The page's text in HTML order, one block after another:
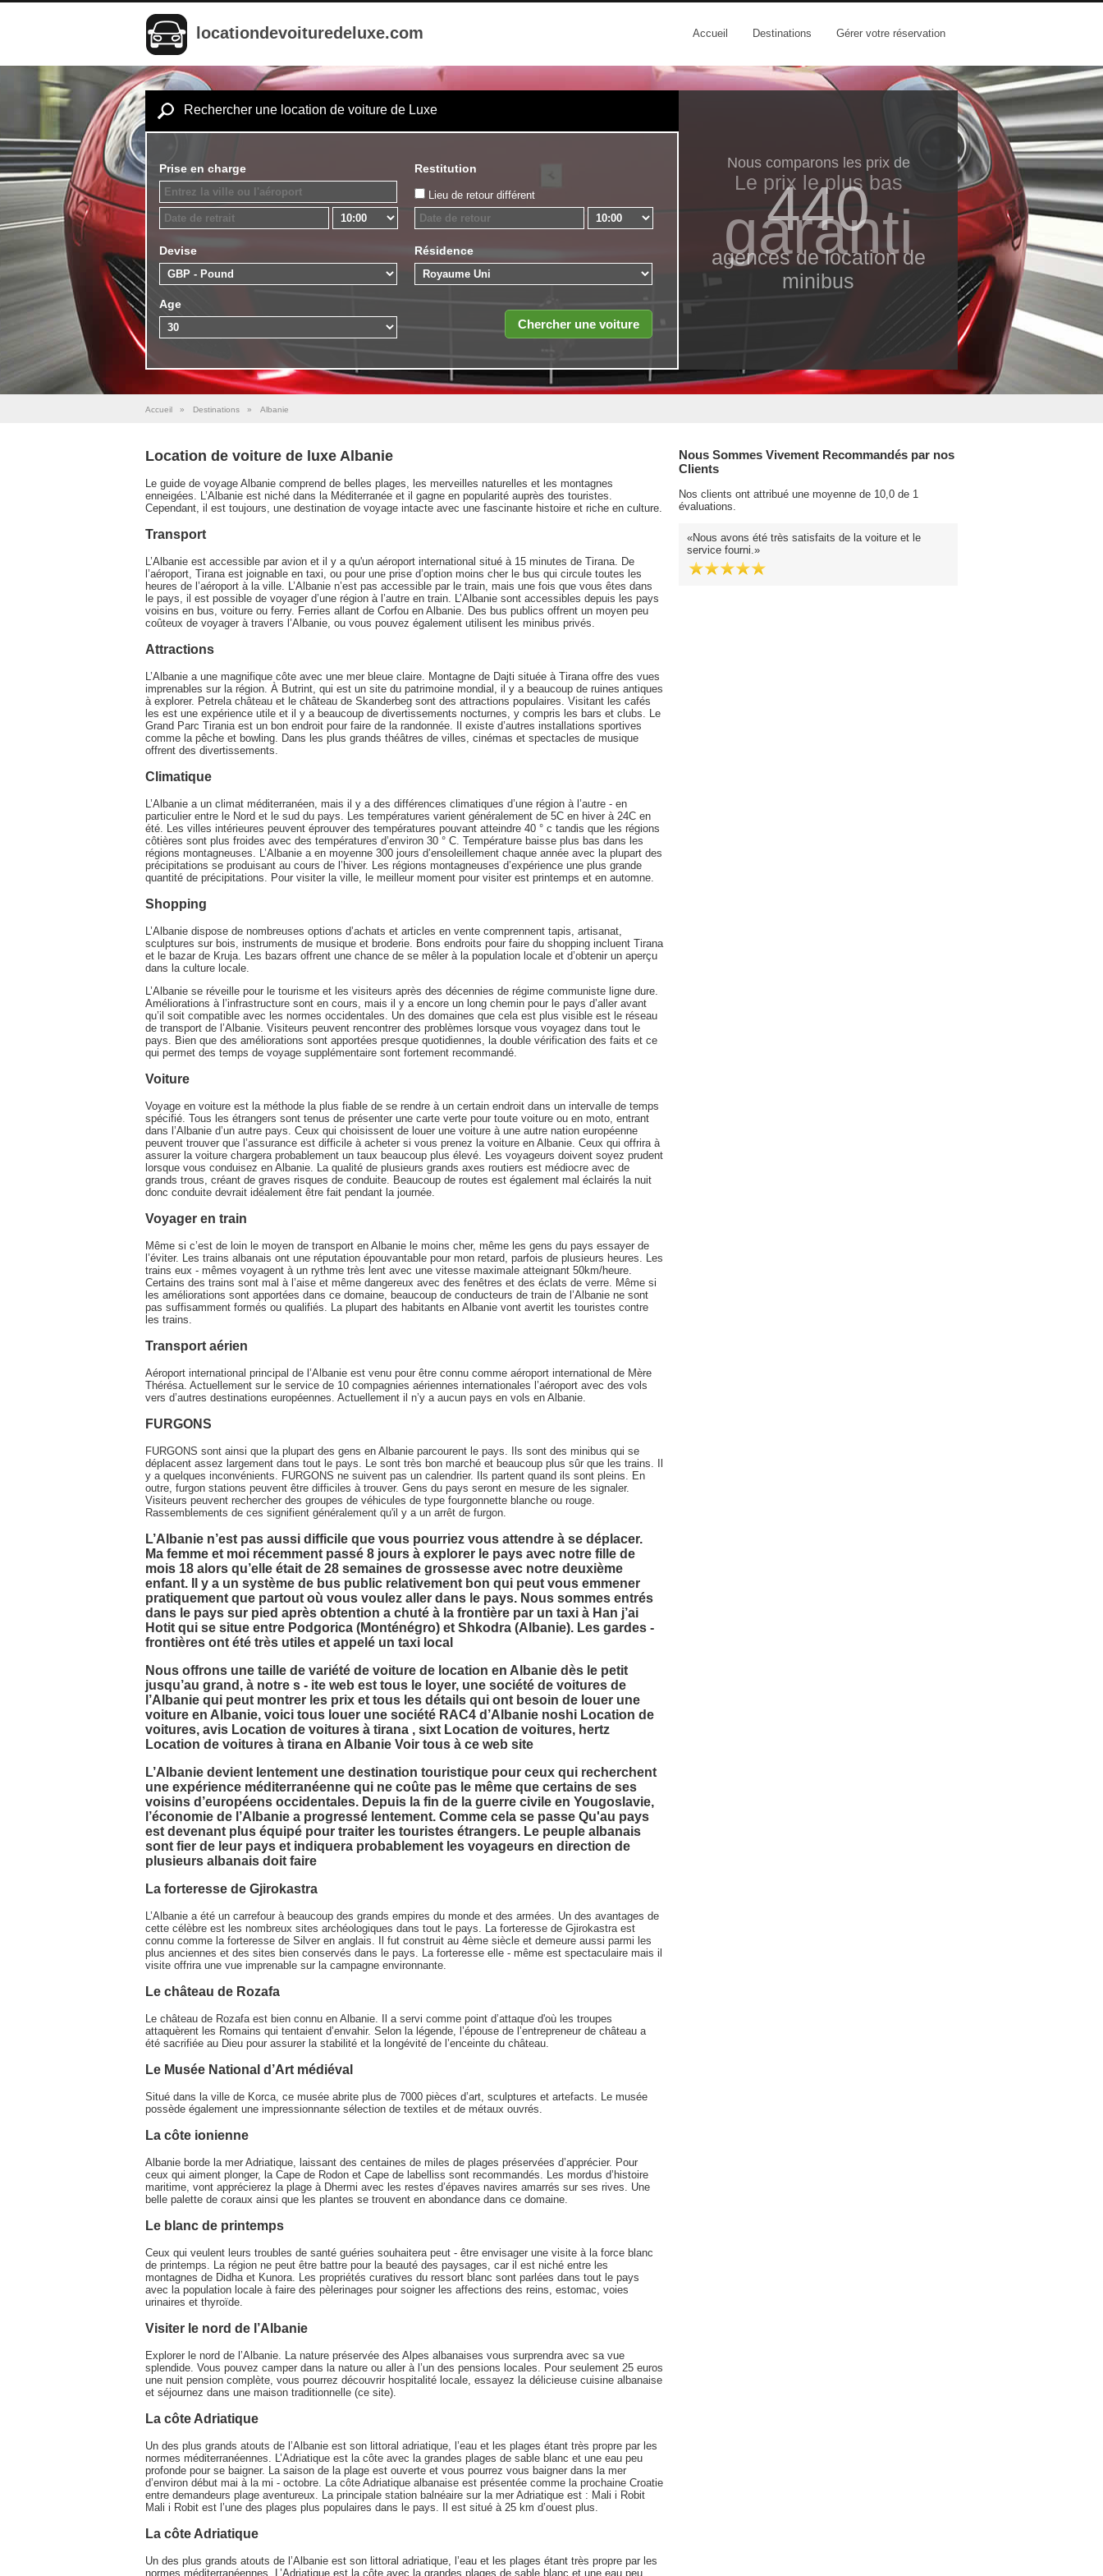
locationdevoituredeluxe.com Accueil Destinations Gérer votre réservation
Rechercher une location de voiture de Luxe
Prise en charge Restitution
Lieu de retour différent
Devise Résidence
Age
Nous comparons les prix de
440
agences de location de
minibus
Le prix le​ plus bas
garanti
Accueil » Destinations » Albanie
Location de voiture de luxe Albanie
Le guide de voyage Albanie comprend de belles plages, les merveilles naturelles et les montagnes
enneigées. L’Albanie est niché dans la Méditerranée et il gagne en popularité auprès des touristes.
Cependant, il est toujours, une destination de voyage intacte avec une fascinante histoire et riche en culture.
Transport
L’Albanie est accessible par avion et il y a qu'un aéroport international situé à 15 minutes de Tirana. De
l’aéroport, Tirana est joignable en taxi, ou pour une prise d’option moins cher le bus qui circule toutes les
heures de l’aéroport à la ville. L’Albanie n’est pas accessible par le train, mais une fois que vous êtes dans
le pays, il est possible de voyager d’une région à l’autre en train. L’Albanie sont accessibles depuis les pays
voisins en bus, voiture ou ferry. Ferries allant de Corfou en Albanie. Des bus publics offrent un moyen peu
coûteux de voyager à travers l’Albanie, ou vous pouvez également utilisent les minibus privés.
Attractions
L’Albanie a une magnifique côte avec une mer bleue claire. Montagne de Dajti située à Tirana offre des vues
imprenables sur la région. À Butrint, qui est un site du patrimoine mondial, il y a beaucoup de ruines antiques
à explorer. Petrela château et le château de Skanderbeg sont des attractions populaires. Visitant les cafés
les est une expérience utile et il y a beaucoup de divertissements nocturnes, y compris les bars et clubs. Le
Grand Parc Tirania est un bon endroit pour faire de la randonnée. Il existe d’autres installations sportives
comme la pêche et bowling. Dans les plus grands théâtres de villes, cinémas et spectacles de musique
offrent des divertissements.
Climatique
L’Albanie a un climat méditerranéen, mais il y a des différences climatiques d’une région à l’autre - en
particulier entre le Nord et le sud du pays. Les températures varient généralement de 5C en hiver à 24C en
été. Les villes intérieures peuvent éprouver des températures pouvant atteindre 40 ° c tandis que les régions
côtières sont plus froides avec des températures d’environ 30 ° C. Température baisse plus bas dans les
régions montagneuses. L’Albanie a en moyenne 300 jours d’ensoleillement chaque année avec la plupart des
précipitations se produisant au cours de l’hiver. Les régions montagneuses d’expérience une plus grande
quantité de précipitations. Pour visiter la ville, le meilleur moment pour visiter est printemps et en automne.
Shopping
L’Albanie dispose de nombreuses options d’achats et articles en vente comprennent tapis, artisanat,
sculptures sur bois, instruments de musique et broderie. Bons endroits pour faire du shopping incluent Tirana
et le bazar de Kruja. Les bazars offrent une chance de se mêler à la population locale et d’obtenir un aperçu
dans la culture locale.
L’Albanie se réveille pour le tourisme et les visiteurs après des décennies de régime communiste ligne dure.
Améliorations à l’infrastructure sont en cours, mais il y a encore un long chemin pour le pays d’aller avant
qu’il soit compatible avec les normes occidentales. Un des domaines que cela est plus visible est le réseau
de transport de l’Albanie. Visiteurs peuvent rencontrer des problèmes lorsque vous voyagez dans tout le
pays. Bien que des améliorations sont apportées presque quotidiennes, la double vérification des faits et ce
qui permet des temps de voyage supplémentaire sont fortement recommandé.
Voiture
Voyage en voiture est la méthode la plus fiable de se rendre à un certain endroit dans un intervalle de temps
spécifié. Tous les étrangers sont tenus de présenter une carte verte pour toute voiture ou en moto, entrant
dans l’Albanie d’un autre pays. Ceux qui choisissent de louer une voiture à une autre nation européenne
peuvent trouver que l’assurance est difficile à acheter si vous prenez la voiture en Albanie. Ceux qui offrira à
assurer la voiture chargera probablement un taux beaucoup plus élevé. Les voyageurs doivent soyez prudent
lorsque vous conduisez en Albanie. La qualité de plusieurs grands axes routiers est médiocre avec de
grands trous, créant de graves risques de conduite. Beaucoup de routes est également mal éclairés la nuit
donc conduite devrait idéalement être fait pendant la journée.
Voyager en train
Même si c’est de loin le moyen de transport en Albanie le moins cher, même les gens du pays essayer de
l’éviter. Les trains albanais ont une réputation épouvantable pour mon retard, parfois de plusieurs heures. Les
trains eux - mêmes voyagent à un rythme très lent avec une vitesse maximale atteignant 50km/heure.
Certains des trains sont mal à l’aise et même dangereux avec des fenêtres et des éclats de verre. Même si
les améliorations sont apportées dans ce domaine, beaucoup de conducteurs de train de l’Albanie ne sont
pas suffisamment formés ou qualifiés. La plupart des habitants en Albanie vont avertit les touristes contre
les trains.
Transport aérien
Aéroport international principal de l’Albanie est venu pour être connu comme aéroport international de Mère
Thérésa. Actuellement sur le service de 10 compagnies aériennes internationales l’aéroport avec des vols
vers d’autres destinations européennes. Actuellement il n’y a aucun pays en vols en Albanie.
FURGONS
FURGONS sont ainsi que la plupart des gens en Albanie parcourent le pays. Ils sont des minibus qui se
déplacent assez largement dans tout le pays. Le sont très bon marché et beaucoup plus sûr que les trains. Il
y a quelques inconvénients. FURGONS ne suivent pas un calendrier. Ils partent quand ils sont pleins. En
outre, furgon stations peuvent être difficiles à trouver. Gens du pays seront en mesure de les signaler.
Visiteurs peuvent rechercher des groupes de véhicules de type fourgonnette blanche ou rouge.
Rassemblements de ces signifient généralement qu'il y a un arrêt de furgon.
L’Albanie n’est pas aussi difficile que vous pourriez vous attendre à se déplacer.
Ma femme et moi récemment passé 8 jours à explorer le pays avec notre fille de
mois 18 alors qu’elle était de 28 semaines de grossesse avec notre deuxième
enfant. Il y a un système de bus public relativement bon qui peut vous emmener
pratiquement que partout où vous voulez aller dans le pays. Nous sommes entrés
dans le pays sur pied après obtention a chuté à la frontière par un taxi à Han j’ai
Hotit qui se situe entre Podgorica (Monténégro) et Shkodra (Albanie). Les gardes -
frontières ont été très utiles et appelé un taxi local
Nous offrons une taille de variété de voiture de location en Albanie dès le petit
jusqu’au grand, à notre s - ite web est tous le loyer, une société de voitures de
l’Albanie qui peut montrer les prix et tous les détails qui ont besoin de louer une
voiture en Albanie, voici tous louer une société RAC4 d’Albanie noshi Location de
voitures, avis Location de voitures à tirana , sixt Location de voitures, hertz
Location de voitures à tirana en Albanie Voir tous à ce web site
L’Albanie devient lentement une destination touristique pour ceux qui recherchent
une expérience méditerranéenne qui ne coûte pas le même que certains de ses
voisins d’européens occidentales. Depuis la fin de la guerre civile en Yougoslavie,
l’économie de l’Albanie a progressé lentement. Comme cela se passe Qu'au pays
est devenant plus équipé pour traiter les touristes étrangers. Le peuple albanais
sont fier de leur pays et indiquera probablement les voyageurs en direction de
plusieurs albanais doit faire
La forteresse de Gjirokastra
L’Albanie a été un carrefour à beaucoup des grands empires du monde et des armées. Un des avantages de
cette célèbre est les nombreux sites archéologiques dans tout le pays. La forteresse de Gjirokastra est
connu comme la forteresse de Silver en anglais. Il fut construit au 4ème siècle et demeure aussi parmi les
plus anciennes et des sites bien conservés dans le pays. La forteresse elle - même est spectaculaire mais il
visite offrira une vue imprenable sur la campagne environnante.
Le château de Rozafa
Le château de Rozafa est bien connu en Albanie. Il a servi comme point d’attaque d'où les troupes
attaquèrent les Romains qui tentaient d’envahir. Selon la légende, l’épouse de l’entrepreneur de château a
été sacrifiée au Dieu pour assurer la stabilité et la longévité de l’enceinte du château.
Le Musée National d’Art médiéval
Situé dans la ville de Korca, ce musée abrite plus de 7000 pièces d’art, sculptures et artefacts. Le musée
possède également une impressionnante sélection de textiles et de métaux ouvrés.
La côte ionienne
Albanie borde la mer Adriatique, laissant des centaines de miles de plages préservées d’apprécier. Pour
ceux qui aiment plonger, la Cape de Rodon et Cape de labelliss sont recommandés. Les mordus d’histoire
maritime, vont apprécierez la plage à Dhermi avec les restes d’épaves navires amarrés sur ses rives. Une
belle palette de coraux ainsi que les plantes se trouvent en abondance dans ce domaine.
Le blanc de printemps
Ceux qui veulent leurs troubles de santé guéries souhaitera peut - être envisager une visite à la force blanc
de printemps. La région ne peut être battre pour la beauté des paysages, car il est niché entre les
montagnes de Didha et Kunora. Les propriétés curatives du ressort blanc sont parlées dans tout le pays
avec la population locale à faire des pèlerinages pour soigner les affections des reins, estomac, voies
urinaires et thyroïde.
Visiter le nord de l’Albanie
Explorer le nord de l’Albanie. La nature préservée des Alpes albanaises vous surprendra avec sa vue
splendide. Vous pouvez camper dans la nature ou aller à l’un des pensions locales. Pour seulement 25 euros
une nuit pension complète, vous pourrez découvrir hospitalité locale, essayez la délicieuse cuisine albanaise
et séjournez dans une maison traditionnelle (ce site).
La côte Adriatique
Un des plus grands atouts de l’Albanie est son littoral adriatique, l’eau et les plages étant très propre par les
normes méditerranéennes. L’Adriatique est la côte avec la grandes plages de sable blanc et une eau peu
profonde pour se baigner. La saison de la plage est ouverte et vous pourrez vous baigner dans la mer
d’environ début mai à la mi - octobre. La côte Adriatique albanaise est présentée comme la prochaine Croatie
entre demandeurs plage aventureux. La principale station balnéaire sur la mer Adriatique est : Mali i Robit
Mali i Robit est l’une des plages plus populaires dans le pays. Il est situé à 25 km d’ouest plus.
La côte Adriatique
Un des plus grands atouts de l’Albanie est son littoral adriatique, l’eau et les plages étant très propre par les
normes méditerranéennes. L’Adriatique est la côte avec la grandes plages de sable blanc et une eau peu
Nous Sommes Vivement Recommandés par nos
Clients
Nos clients ont attribué une moyenne de 10,0 de 1
évaluations.
Nous avons été très satisfaits de la voiture et le
service fourni.